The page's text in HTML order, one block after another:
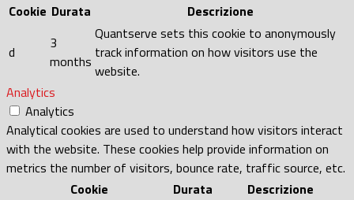
Cookie Durata Descrizione
d
3
months
Quantserve sets this cookie to anonymously
track information on how visitors use the
website.
Analytics
Analytics
Analytical cookies are used to understand how visitors interact
with the website. These cookies help provide information on
metrics the number of visitors, bounce rate, traffic source, etc.
Cookie
Durata Descrizione